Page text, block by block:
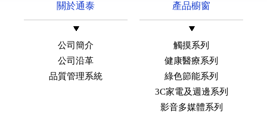
關於通泰
公司簡介
公司沿革
品質管理系統
產品櫥窗
觸摸系列
健康醫療系列
綠色節能系列
3C家電及週邊系列
影音多媒體系列